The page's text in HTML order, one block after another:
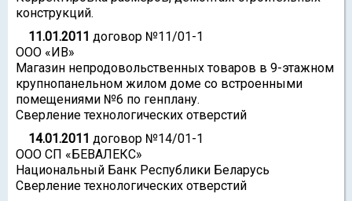
конструкций.
11.01.2011 договор №11/01-1
ООО «ИВ»
Магазин непродовольственных товаров в 9-этажном
крупнопанельном жилом доме со встроенными
помещениями №6 по генплану.
Сверление технологических отверстий
14.01.2011 договор №14/01-1
ООО СП «БЕВАЛЕКС»
Национальный Банк Республики Беларусь
Сверление технологических отверстий